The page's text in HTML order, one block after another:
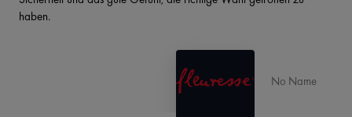
No Name
haben.